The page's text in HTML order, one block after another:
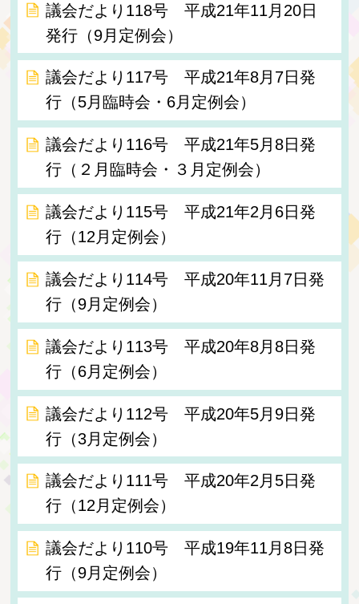
議会だより118号 平成21年11月20日
発行（9月定例会）
議会だより117号 平成21年8月7日発
行（5月臨時会・6月定例会）
議会だより116号 平成21年5月8日発
行（２月臨時会・３月定例会）
議会だより115号 平成21年2月6日発
行（12月定例会）
議会だより114号 平成20年11月7日発
行（9月定例会）
議会だより113号 平成20年8月8日発
行（6月定例会）
議会だより112号 平成20年5月9日発
行（3月定例会）
議会だより111号 平成20年2月5日発
行（12月定例会）
議会だより110号 平成19年11月8日発
行（9月定例会）